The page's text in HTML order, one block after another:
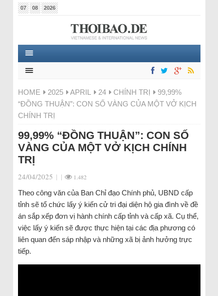
07 08 2026
HOME 2025 APRIL 24 CHÍNH TRỊ
99,99%
“ĐỒNG THUẬN”: CON SỐ VÀNG CỦA MỘT VỞ KỊCH
CHÍNH TRỊ
99,99% “ĐỒNG THUẬN”: CON SỐ
VÀNG CỦA MỘT VỞ KỊCH CHÍNH
TRỊ
24/04/2025 | | 1.482
Theo công văn của Ban Chỉ đạo Chính phủ, UBND cấp
tỉnh sẽ tổ chức lấy ý kiến cử tri đại diện hộ gia đình về đề
án sắp xếp đơn vị hành chính cấp tỉnh và cấp xã. Cụ thể,
việc lấy ý kiến sẽ được thực hiện tại các địa phương có
liên quan đến sáp nhập và những xã bị ảnh hưởng trực
tiếp.